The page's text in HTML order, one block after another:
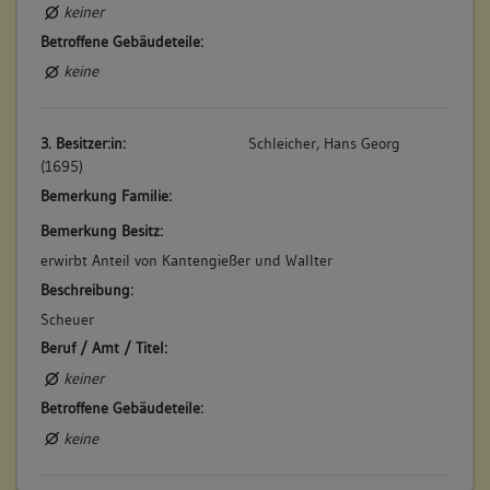
der Enzseite, beim Kelterplatz, mit gewölbtem Keller (der
Keller gehört dem Besitzer des Gebäudes Nr. 187)". (a)
Betroffene Gebäudeteile:
6. Bauphase:
(1982)
Abbruch der Scheune, wird im Rahmer der Sanierung "Kelter
Süd" zusammen mit Gebeude Hauptstraße 53 und 47 neu
keine
keiner
Betroffene Gebäudeteile:
keine
3. Besitzer:in:
(1695)
Schleicher, Hans Georg
Bemerkung Familie:
Bemerkung Besitz:
erwirbt Anteil von Kantengießer und Wallter
Beschreibung:
Scheuer
Beruf / Amt / Titel:
keiner
Betroffene Gebäudeteile:
keine